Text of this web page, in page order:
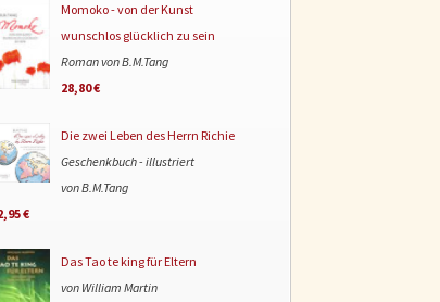
Momoko - von der Kunst
wunschlos glücklich zu sein
Roman von B.M.Tang
28,80 €
Die zwei Leben des Herrn Richie
Geschenkbuch - illustriert
von B.M.Tang
€
Das Tao te king für Eltern
von William Martin